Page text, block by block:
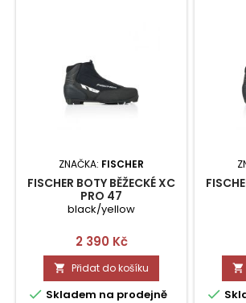
ZNAČKA: FISCHER
FISCHER BOTY BĚŽECKÉ XC
PRO 47
black/yellow
Cena
2 390 Kč
 Přidat do košíku
 Skladem na prodejně

